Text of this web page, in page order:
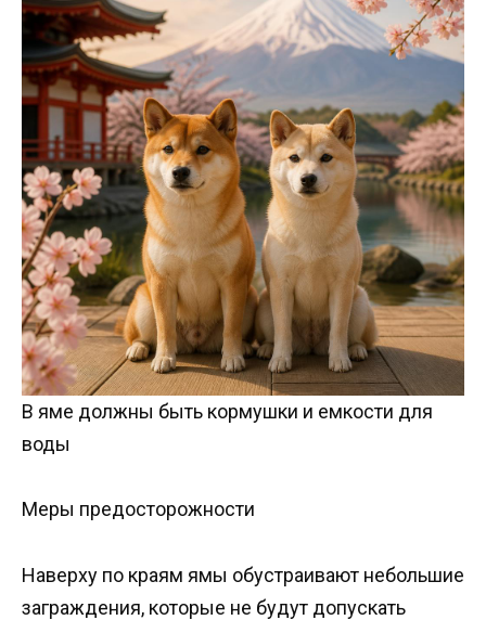
В яме должны быть кормушки и емкости для
воды
Меры предосторожности
Наверху по краям ямы обустраивают небольшие
заграждения, которые не будут допускать